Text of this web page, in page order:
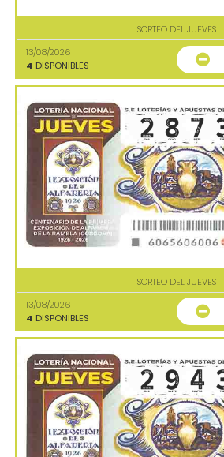
SORTEO DEL JUEVES
13/08/2026
4 DISPONIBLES
SORTEO DEL JUEVES
13/08/2026
4 DISPONIBLES